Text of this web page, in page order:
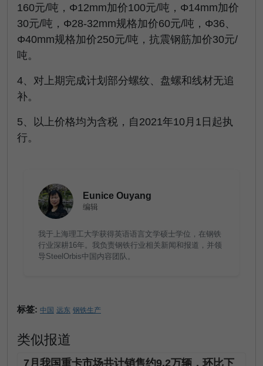
160元/吨，Φ12mm加价100元/吨，Φ14mm加价
30元/吨，Φ28-32mm规格加价60元/吨，Φ36、
Φ40mm规格加价250元/吨，抗震钢筋加价30元/
吨。
4、对上期完成计划部分螺纹、盘螺和线材无追
补。
5、以上价格均为含税，自2021年10月1日起执
行。
Eunice Ouyang
编辑
我于上海理工大学获得英语语言文学硕士学位，在钢铁
行业深耕16年。我负责钢铁行业相关新闻和报道，并领
导SteelOrbis中国内容团队。
标签: 中国 远东 钢铁生产
类似报道
7月我国重卡市场共计销售约9.2万辆，环比下